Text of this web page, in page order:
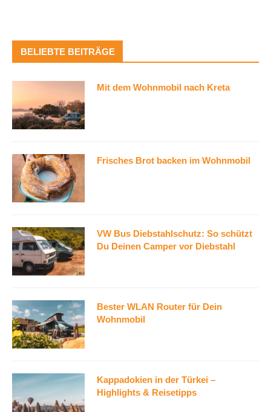
BELIEBTE BEITRÄGE
Mit dem Wohnmobil nach Kreta
Frisches Brot backen im Wohnmobil
VW Bus Diebstahlschutz: So schützt
Du Deinen Camper vor Diebstahl
Bester WLAN Router für Dein
Wohnmobil
Kappadokien in der Türkei –
Highlights & Reisetipps